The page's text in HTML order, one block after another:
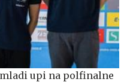
upi na polfinalne